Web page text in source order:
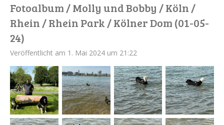
Fotoalbum / Molly und Bobby / Köln /
Rhein / Rhein Park / Kölner Dom (01-05-
24)
Veröffentlicht am 1. Mai 2024 um 21:22